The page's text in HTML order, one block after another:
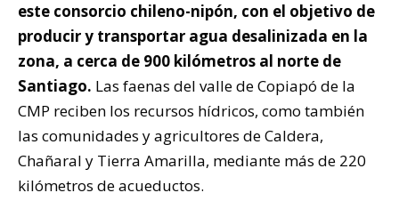
este consorcio chileno-nipón, con el objetivo de
producir y transportar agua desalinizada en la
zona, a cerca de 900 kilómetros al norte de
Santiago. Las faenas del valle de Copiapó de la
CMP reciben los recursos hídricos, como también
las comunidades y agricultores de Caldera,
Chañaral y Tierra Amarilla, mediante más de 220
kilómetros de acueductos.